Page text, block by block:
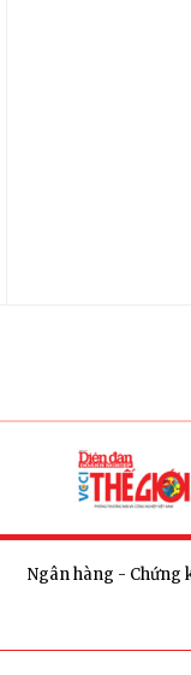
Ngân hàng - Chứng